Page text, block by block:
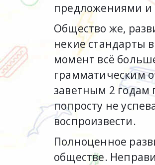
предложениями и
Общество же,
некие стандарты
момент всё
грамматическим
заветным 2 годам
попросту не
воспроизвести.
Полноценное
обществе.